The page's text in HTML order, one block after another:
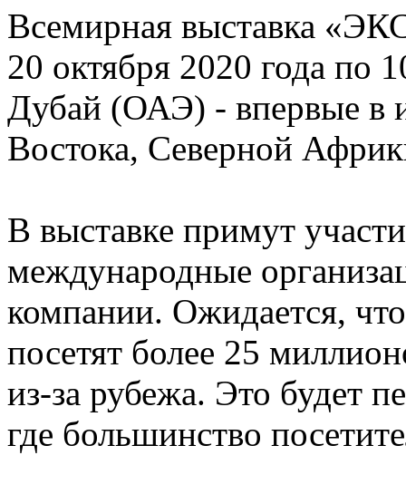
Всемирная выставка
20 октября 2020 года по
Дубай (ОАЭ) - впервые в
Востока, Северной
В выставке примут
международные
компании. Ожидается,
посетят более 25
из-за рубежа. Это будет
где большинство